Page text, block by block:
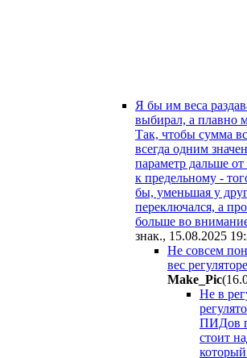
Я бы им веса
выбирал, а плавно
Так, чтобы сумма
всегда одним
параметр дальше
к предельному -
бы, уменьшая у
переключался, а
больше во
знак., 15.08.2025
Не совсем
вес
Make_Pic
Не в
ПИДов
стоит